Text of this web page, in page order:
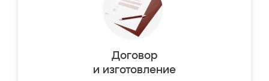
Договор
и изготовление